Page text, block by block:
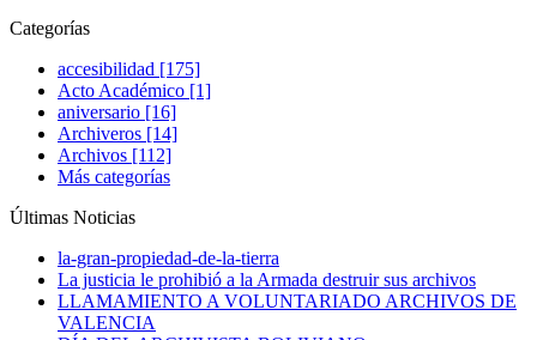
Categorías
accesibilidad [175]
Acto Académico [1]
aniversario [16]
Archiveros [14]
Archivos [112]
Más categorías
Últimas Noticias
la-gran-propiedad-de-la-tierra
La justicia le prohibió a la Armada destruir sus archivos
LLAMAMIENTO A VOLUNTARIADO ARCHIVOS DE
VALENCIA